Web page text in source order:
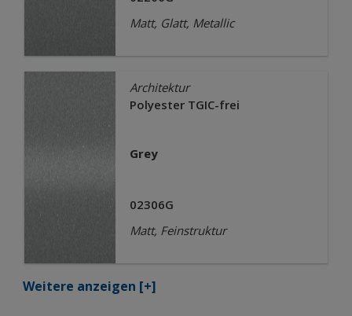
Matt, Glatt, Metallic
Architektur
Polyester TGIC-frei
Grey
02306G
Matt, Feinstruktur
Weitere anzeigen [+]